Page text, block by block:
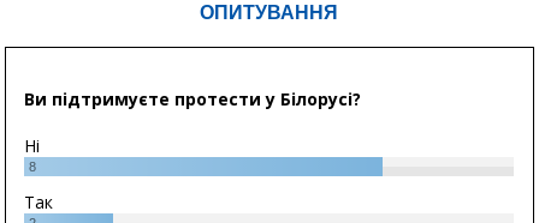
ОПИТУВАННЯ
Ви підтримуєте протести у Білорусі?
Ні
8
Так